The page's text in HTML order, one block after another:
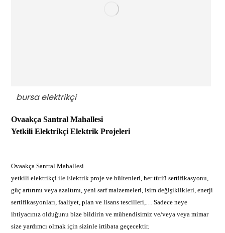
bursa elektrikçi
Ovaakça Santral Mahallesi
Yetkili ElektrikçiElektrik Projeleri
Ovaakça Santral Mahallesi
yetkili elektrikçi ile Elektrik proje ve bültenleri, her türlü sertifikasyonu,
güç artırımı veya azaltımı, yeni sarf malzemeleri, isim değişiklikleri, enerji
sertifikasyonları, faaliyet, plan ve lisans tescilleri,… Sadece neye
ihtiyacınız olduğunu bize bildirin ve mühendisimiz ve/veya veya mimar
size yardımcı olmak için sizinle irtibata geçecektir.